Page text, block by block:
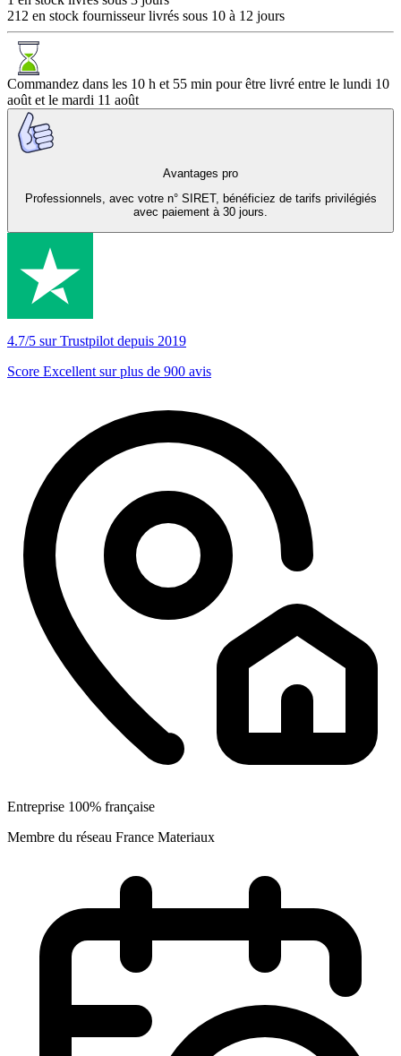
212 en stock fournisseur livrés sous 10 à 12 jours
Commandez dans les 10 h et 55 min pour être livré entre le lundi 10
aoûtet le mardi 11 août
Avantages pro
Professionnels, avec votre n° SIRET, bénéficiez de tarifs privilégiés
avec paiement à 30 jours.
4.7/5 sur Trustpilot depuis 2019
Score Excellent sur plus de 900 avis
Entreprise 100% française
Membre du réseau France Materiaux